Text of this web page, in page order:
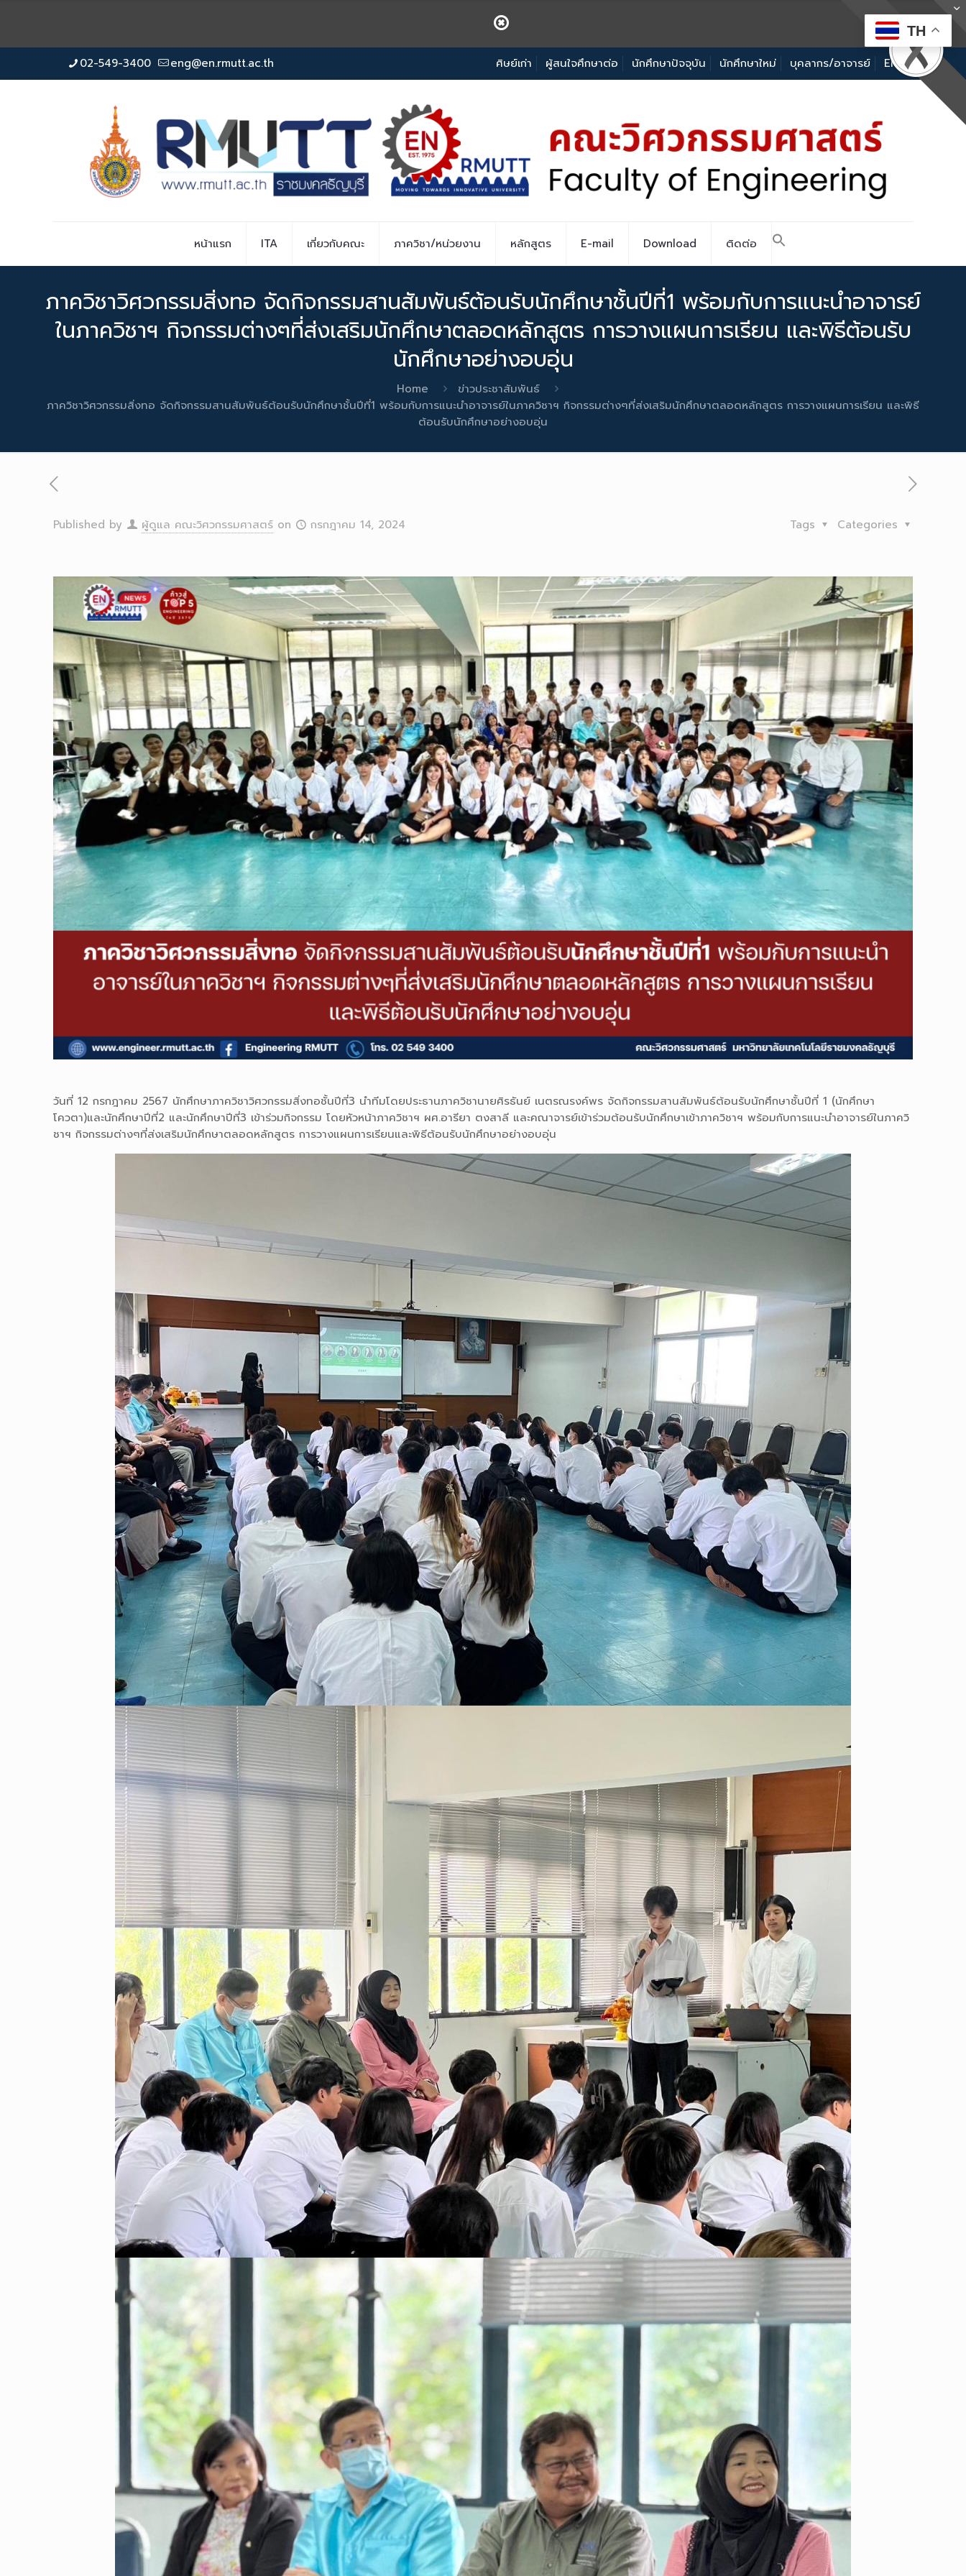
02-549-3400 eng@en.rmutt.ac.th ศิษย์เก่า ผู้สนใจศึกษาต่อ นักศึกษาปัจจุบัน นักศึกษาใหม่ บุคลากร/อาจารย์ EN
หน้าแรก ITA เกี่ยวกับคณะ ภาควิชา/หน่วยงาน หลักสูตร E-mail Download ติดต่อ
ภาควิชาวิศวกรรมสิ่งทอ จัดกิจกรรมสานสัมพันธ์ต้อนรับนักศึกษาชั้นปีที่1 พร้อมกับการแนะนำอาจารย์
ในภาควิชาฯ กิจกรรมต่างๆที่ส่งเสริมนักศึกษาตลอดหลักสูตร การวางแผนการเรียน และพิธีต้อนรับ
นักศึกษาอย่างอบอุ่น
Home
ข่าวประชาสัมพันธ์
ภาควิชาวิศวกรรมสิ่งทอ จัดกิจกรรมสานสัมพันธ์ต้อนรับนักศึกษาชั้นปีที่1 พร้อมกับการแนะนำอาจารย์ในภาควิชาฯ กิจกรรมต่างๆที่ส่งเสริมนักศึกษาตลอดหลักสูตร การวางแผนการเรียน และพิธี
ต้อนรับนักศึกษาอย่างอบอุ่น
Published by ผู้ดูแล คณะวิศวกรรมศาสตร์ on กรกฎาคม 14, 2024 Categories
Tags
วันที่ 12 กรกฎาคม 2567 นักศึกษาภาควิชาวิศวกรรมสิ่งทอชั้นปีที่3 นำทีมโดยประธานภาควิชานายศิรธันย์ เนตรณรงค์พร จัดกิจกรรมสานสัมพันธ์ต้อนรับนักศึกษาชั้นปีที่ 1 (นักศึกษา
โควตา)และนักศึกษาปีที่2 และนักศึกษาปีที่3 เข้าร่วมกิจกรรม โดยหัวหน้าภาควิชาฯ ผศ.อารียา ตงสาลี และคณาจารย์เข้าร่วมต้อนรับนักศึกษาเข้าภาควิชาฯ พร้อมกับการแนะนำอาจารย์ในภาควิ
ชาฯ กิจกรรมต่างๆที่ส่งเสริมนักศึกษาตลอดหลักสูตร การวางแผนการเรียนและพิธีต้อนรับนักศึกษาอย่างอบอุ่น
TH